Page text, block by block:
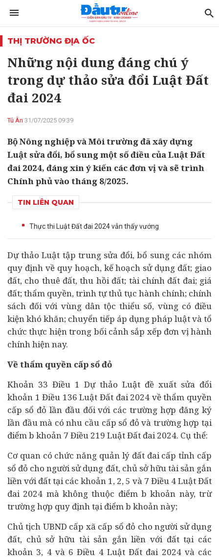
THỊ TRƯỜNG ĐỊA ỐC
Những nội dung đáng chú ý
trong dự thảo sửa đổi Luật Đất
đai 2024
Tú Ân 31/07/2025 09:39
Bộ Nông nghiệp và Môi trường đã xây dựng
Luật sửa đổi, bổ sung một số điều của Luật Đất
đai 2024, đáng xin ý kiến các đơn vị và sẽ trình
Chính phủ vào tháng 8/2025.
TIN LIÊN QUAN
Thực thi Luật Đất đai 2024 vẫn thấy vướng
Dự thảo Luật tập trung sửa đổi, bổ sung các nhóm
quy định về quy hoạch, kế hoạch sử dụng đất; giao
đất, cho thuê đất, thu hồi đất; tài chínhđất đai; giá
đất; thẩm quyền, trình tự thủ tục hành chính; chính
sách đối với vùng dân tộc thiểu số, vùng có điều
kiện khó khăn; chuyển tiếp áp dụng pháp luật và tổ
chức thực hiện trong bối cảnh sắp xếp đơn vị hành
chính hiện nay.
Về thẩm quyền cấp sổ đỏ
Khoản 33 Điều 1 Dự thảo Luật đề xuất sửa đổi
khoản 1 Điều 136 Luật Đất đai 2024 về thẩm quyền
cấp sổ đỏ lần đầu đối với các trường hợp đăng ký
lần đầu mà có nhu cầu cấp sổ đỏ và trường hợp tại
điểm b khoản 7 Điều 219 Luật Đất đai 2024. Cụ thể:
Cơ quan có chức năng quản lý đất đai cấp tỉnh cấp
sổ đỏ cho người sử dụng đất, chủ sở hữu tài sản gắn
liền với đất tại các khoản 1, 2, 5 và 7 Điều 4 Luật Đất
đai 2024 mà không thuộc điểm b khoản này, trừ
trường hợp quy định tại điểm b khoản này;
Chủ tịch UBND cấp xã cấp sổ đỏ cho người sử dụng
đất, chủ sở hữu tài sản gắn liền với đất tại các
khoản 3, 4 và 6 Điều 4 Luật Đất đai 2024 và các